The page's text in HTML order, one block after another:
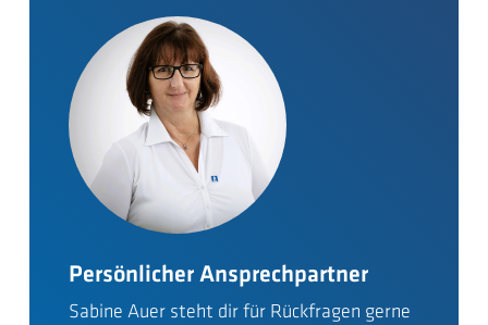
Persönlicher Ansprechpartner
Sabine Auer steht dir für Rückfragen gerne